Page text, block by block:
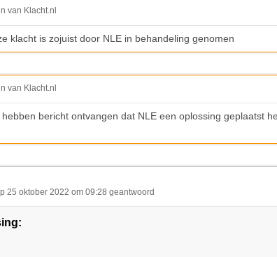
van Klacht.nl
klacht is zojuist door NLE in behandeling genomen
van Klacht.nl
hebben bericht ontvangen dat NLE een oplossing geplaatst
25 oktober 2022 om 09:28 geantwoord